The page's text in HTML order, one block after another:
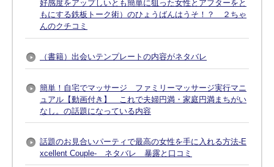
好感度をアップしいとも簡単に狙った女性とアフターをと
もにする鉄板トーク術）のひょうばんはうそ！？ ２ちゃ
んのクチコミ
（書籍）出会いテンプレートの内容がネタバレ
簡単！自宅でマッサージ ファミリーマッサージ実行マニ
ュアル【動画付き】 これで夫婦円満・家庭円満まちがい
なし。の話題になっている内容
話題のお見合いパーティで最高の女性を手に入れる方法-E
xcellent Couple- ネタバレ 暴露と口コミ